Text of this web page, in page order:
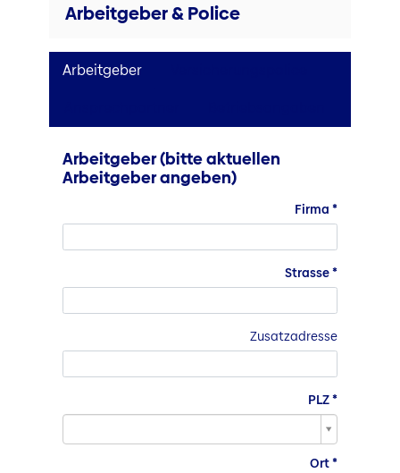
Arbeitgeber & Police
Arbeitgeber
Arbeitgeber (bitte aktuellen
Arbeitgeber angeben)
Firma
Strasse
Zusatzadresse
PLZ
PLZ
Ort